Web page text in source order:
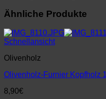
Ähnliche Produkte
Schnellansicht
Olivenholz
Olivenholz-Furnier Kopfholz
8,90€